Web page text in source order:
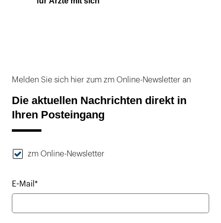
Melden Sie sich hier zum zm Online-Newsletter an
Die aktuellen Nachrichten direkt in
Ihren Posteingang
zm Online-Newsletter
E-Mail*